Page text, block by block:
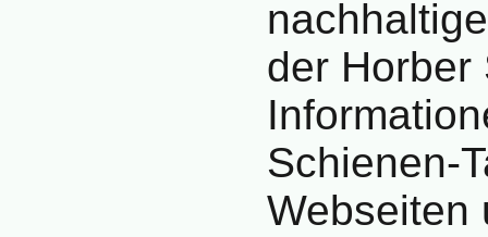
der Horber
Schienen-
Webseiten